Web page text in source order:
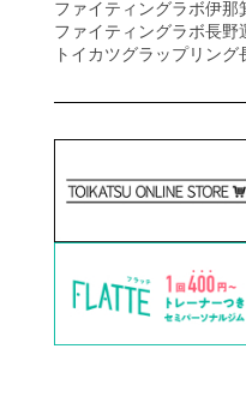
ファイティングラボ伊那
ファイティングラボ長野
トイカツグラップリング